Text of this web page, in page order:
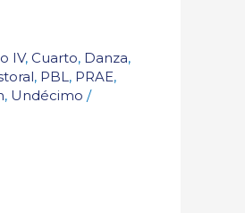
IV, Cuarto, Danza,
, PBL , PRAE,
, Undécimo /